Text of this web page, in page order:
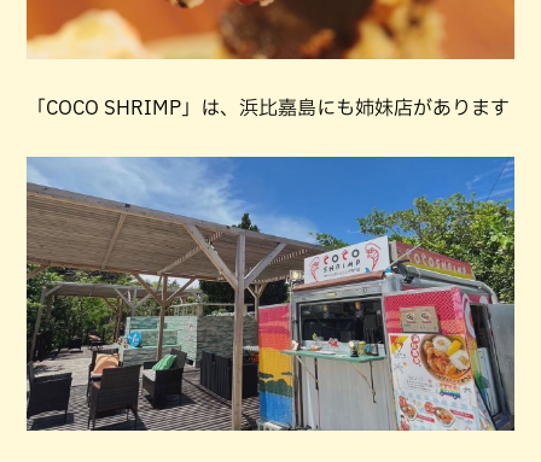
「COCO SHRIMP」は、浜比嘉島にも姉妹店があります